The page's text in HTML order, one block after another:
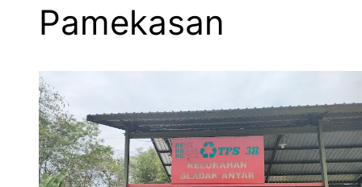
Pamekasan